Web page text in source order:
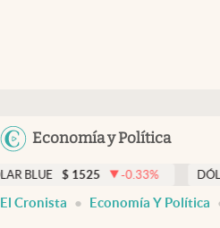
Economía y Política
Members
Economía y Política
Finanzas y Mercados
1525 -0.33% DÓLAR TARJETA
El Cronista Economía Y Política